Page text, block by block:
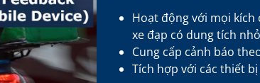
Hoạt động với mọi kích
xe đạp có dung tích
Cung cấp cảnh báo
Tích hợp với các thiết